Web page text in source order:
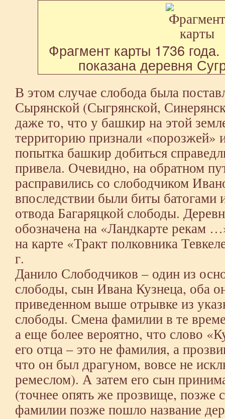
Фрагмент карты 1736
показана деревня
В этом случае слобода была
Сырянской (Сыгрянской,
даже то, что у башкир на этой
территорию признали «порозжей»
попытка башкир добиться
привела. Очевидно, на обратном
расправились со слободчиком
впоследствии были биты батогами
отвода Багаряцкой слободы.
обозначена на «Ландкарте рекам
на карте «Тракт полковника
г.
Данило Слободчиков – один из
слободы, сын Ивана Кузнеца, оба
приведенном выше отрывке из
слободы. Смена фамилии в те
а еще более вероятно, что слово
его отца – это не фамилия, а
что он был драгуном, вовсе не
ремеслом). А затем его сын
(точнее опять же прозвище,
фамилии позже пошло название